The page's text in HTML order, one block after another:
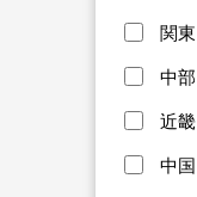
関東
中部
近畿
中国